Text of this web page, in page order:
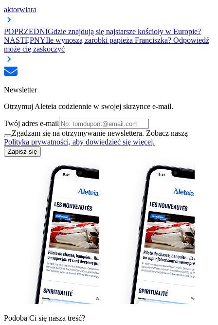
aktorwiara
POPRZEDNIGdzie znajdują się najstarsze kościoły w Europie?
NASTĘPNYIle wynoszą zarobki papieża Franciszka? Odpowiedź
może cię zaskoczyć
Newsletter
Otrzymuj Aleteia codziennie w swojej skrzynce e-mail.
Twój adres e-mail
Zgadzam się na otrzymywanie newslettera. Zobacz naszą
Polityka prywatności, aby dowiedzieć się więcej.
Zapisz się
Podoba Ci się nasza treść?